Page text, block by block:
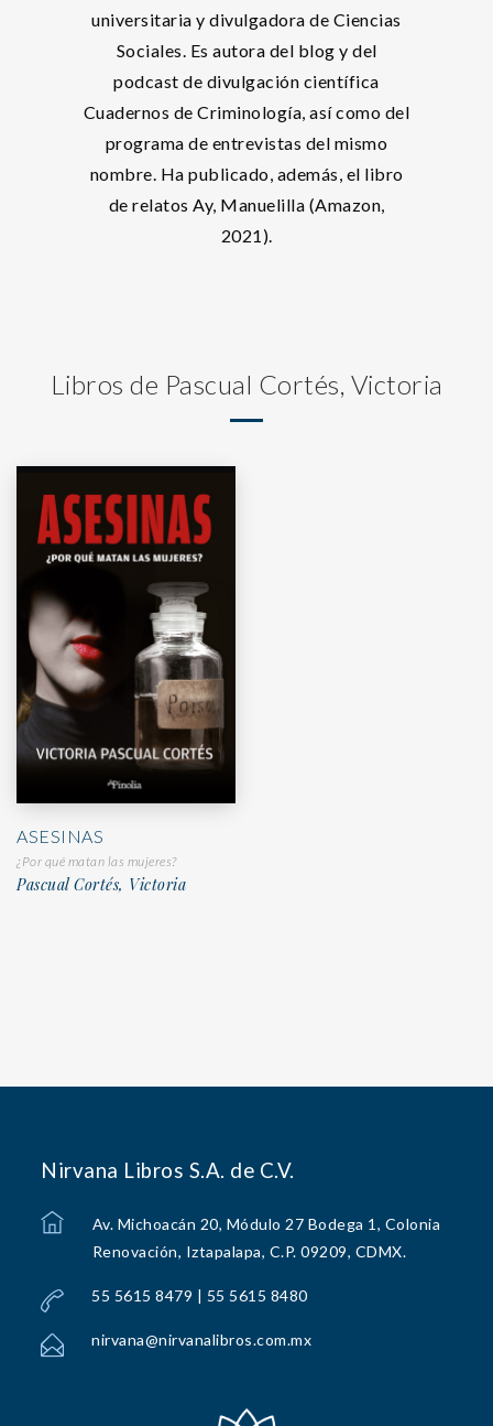
universitaria y divulgadora de Ciencias
Sociales. Es autora del blog y del
podcast de divulgación científica
Cuadernos de Criminología, así como del
programa de entrevistas del mismo
nombre. Ha publicado, además, el libro
de relatos Ay, Manuelilla (Amazon,
2021).
Libros de Pascual Cortés, Victoria
ASESINAS
¿Por qué matan las mujeres?
Pascual Cortés, Victoria
Nirvana Libros S.A. de C.V.
Av. Michoacán 20, Módulo 27 Bodega 1, Colonia
Renovación, Iztapalapa, C.P. 09209, CDMX.
55 5615 8479 | 55 5615 8480
nirvana@nirvanalibros.com.mx